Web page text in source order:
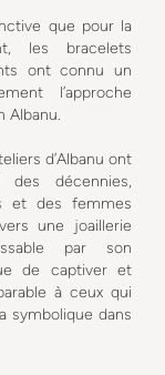
que pour la
les bracelets
ont connu un
l’approche
Albanu.
d’Albanu ont
décennies,
et des femmes
une joaillerie
par son
de captiver et
à ceux qui
symbolique dans